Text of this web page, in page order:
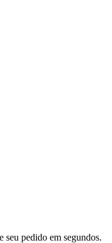
seu pedido em segundos.